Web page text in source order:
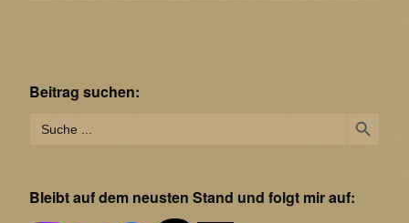
Beitrag suchen:
for:
Bleibt auf dem neusten Stand und folgt mir auf: